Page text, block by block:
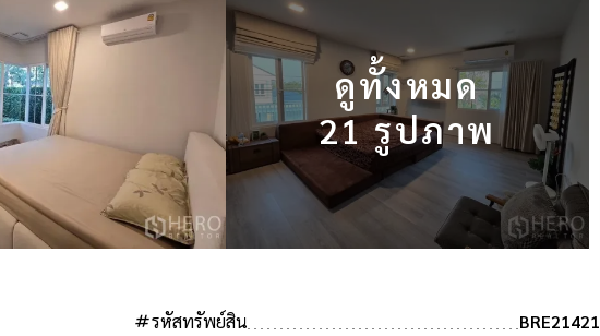
ดูทั้งหมด
21 รูปภาพ
tagรหัสทรัพย์สิน BRE21421